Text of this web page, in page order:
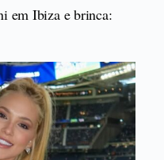
em Ibiza e brinca: